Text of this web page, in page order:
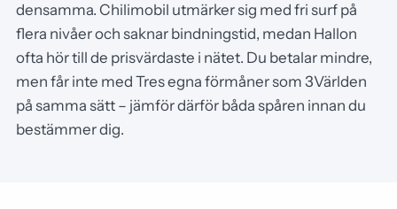
densamma. Chilimobil utmärker sig med fri surf på
flera nivåer och saknar bindningstid, medan Hallon
ofta hör till de prisvärdaste i nätet. Du betalar mindre,
men får inte med Tres egna förmåner som 3Världen
på samma sätt – jämför därför båda spåren innan du
bestämmer dig.